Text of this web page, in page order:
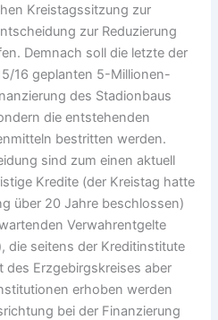
Kreistagssitzung zur
zur Reduzierung
Demnach soll die letzte der
16 geplanten 5-Millionen-
des Stadionbaus
die entstehenden
bestritten werden.
sind zum einen aktuell
Kredite (der Kreistag hatte
über 20 Jahre beschlossen)
Verwahrentgelte
die seitens der Kreditinstitute
des Erzgebirgskreises aber
erhoben werden
bei der Finanzierung